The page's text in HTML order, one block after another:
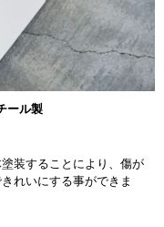
ール製
装することにより、傷が
れいにする事ができま